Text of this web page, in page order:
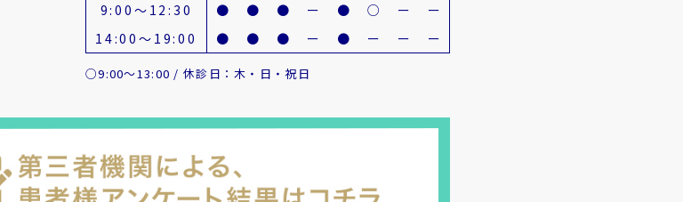
9:00～12:30
● ● ● ー ● ○ ー
ー
14:00～19:00
● ● ● ー ● ー ー ー
○9:00～13:00 / 休診日：木・日・祝日